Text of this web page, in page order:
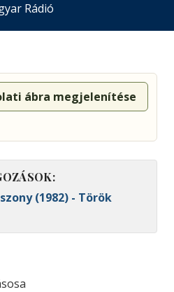
Rádió
ábra megjelenítése
(1982) - Török